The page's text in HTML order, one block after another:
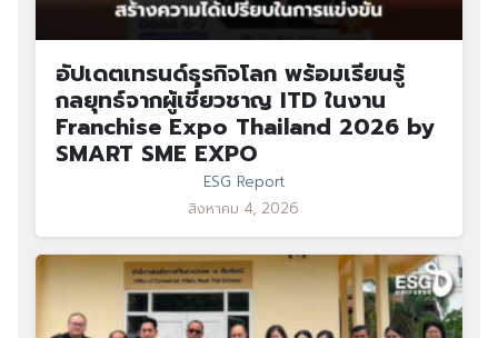
อัปเดตเทรนด์ธุรกิจโลก พร้อมเรียนรู้
กลยุทธ์จากผู้เชี่ยวชาญ ITD ในงาน
Franchise Expo Thailand 2026 by
SMART SME EXPO
ESG Report
สิงหาคม 4, 2026